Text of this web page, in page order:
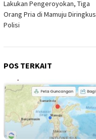
pos
Lakukan Pengeroyokan, Tiga
Orang Pria di Mamuju Diringkus
Polisi
POS TERKAIT